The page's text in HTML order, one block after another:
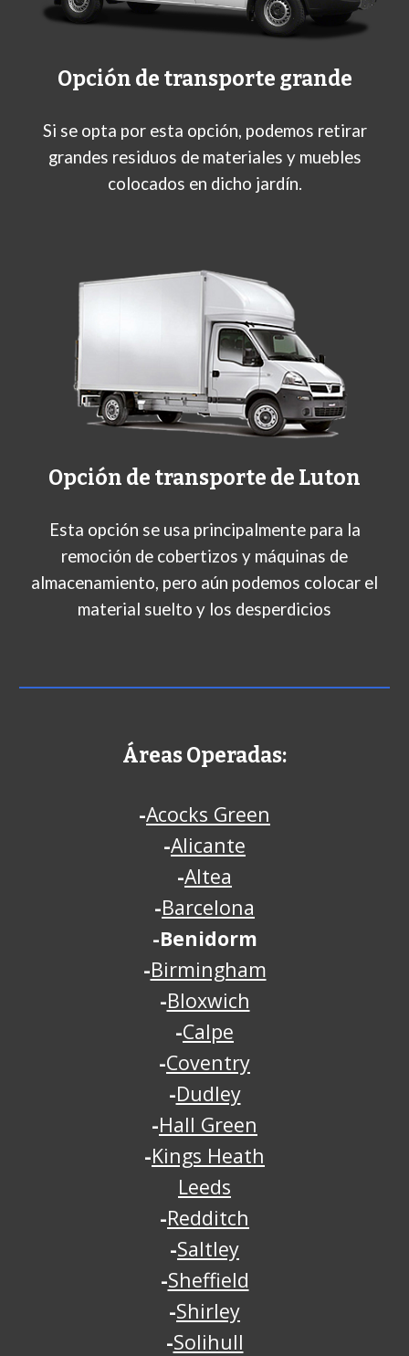
Opción de transporte grande
Si se opta por esta opción, podemos retirar
grandes residuos de materiales y muebles
colocados en dicho jardín.
Opción de transporte de Luton
Esta opción se usa principalmente para la
remoción de cobertizos y máquinas de
almacenamiento, pero aún podemos colocar el
material suelto y los desperdicios
Áreas Operadas:
-Acocks Green
-Alicante
-Altea
-Barcelona
-Benidorm
-Birmingham
-Bloxwich
-Calpe
-Coventry
-Dudley
-Hall Green
-Kings Heath
Leeds
-Redditch
-Saltley
-Sheffield
-Shirley
-Solihull